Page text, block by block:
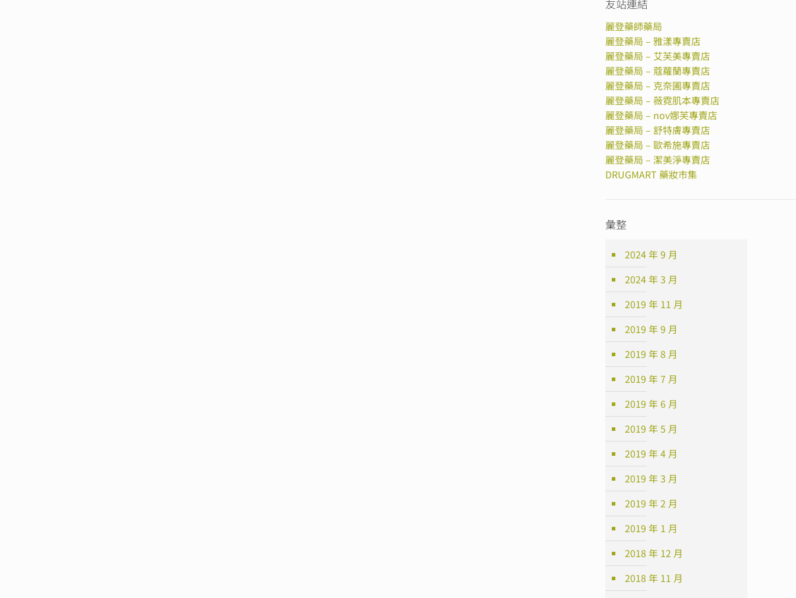
友站連結
麗登藥師藥局
麗登藥局 – 雅漾專賣店
麗登藥局 – 艾芙美專賣店
麗登藥局 – 蔻蘿蘭專賣店
麗登藥局 – 克奈圃專賣店
麗登藥局 – 薇霓肌本專賣店
麗登藥局 – nov娜芙專賣店
麗登藥局 – 舒特膚專賣店
麗登藥局 – 歐希施專賣店
麗登藥局 – 潔美淨專賣店
DRUGMART 藥妝市集
彙整
2024 年 9 月
2024 年 3 月
2019 年 11 月
2019 年 9 月
2019 年 8 月
2019 年 7 月
2019 年 6 月
2019 年 5 月
2019 年 4 月
2019 年 3 月
2019 年 2 月
2019 年 1 月
2018 年 12 月
2018 年 11 月